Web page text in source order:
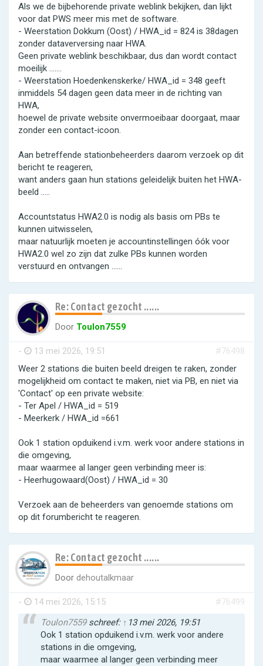
Als we de bijbehorende private weblink bekijken, dan lijkt
voor dat PWS meer mis met de software.
- Weerstation Dokkum (Oost) / HWA_id = 824 is 38dagen
zonder dataverversing naar HWA.
Geen private weblink beschikbaar, dus dan wordt contact
moeilijk .......
- Weerstation Hoedenkenskerke/ HWA_id = 348 geeft
inmiddels 54 dagen geen data meer in de richting van
HWA,
hoewel de private website onvermoeibaar doorgaat, maar
zonder een contact-icoon.
Aan betreffende stationbeheerders daarom verzoek op dit
bericht te reageren,
want anders gaan hun stations geleidelijk buiten het HWA-
beeld .....
Accountstatus HWA2.0 is nodig als basis om PBs te
kunnen uitwisselen,
maar natuurlijk moeten je accountinstellingen óók voor
HWA2.0 wel zo zijn dat zulke PBs kunnen worden
verstuurd en ontvangen ......
Re: Contact gezocht ......
Door Toulon7559
- 13 mei 2026, 19:51
#76498
Weer 2 stations die buiten beeld dreigen te raken, zonder
mogelijkheid om contact te maken, niet via PB, en niet via
'Contact' op een private website:
- Ter Apel / HWA_id = 519
- Meerkerk / HWA_id =661
Ook 1 station opduikend i.v.m. werk voor andere stations in
die omgeving,
maar waarmee al langer geen verbinding meer is:
- Heerhugowaard(Oost) / HWA_id = 30
Verzoek aan de beheerders van genoemde stations om
op dit forumbericht te reageren.
Re: Contact gezocht ......
Door dehoutalkmaar
- 14 mei 2026, 15:15
#76499
Toulon7559schreef: ↑ 13 mei 2026, 19:51
Ook 1 station opduikend i.v.m. werk voor andere
stations in die omgeving,
maar waarmee al langer geen verbinding meer